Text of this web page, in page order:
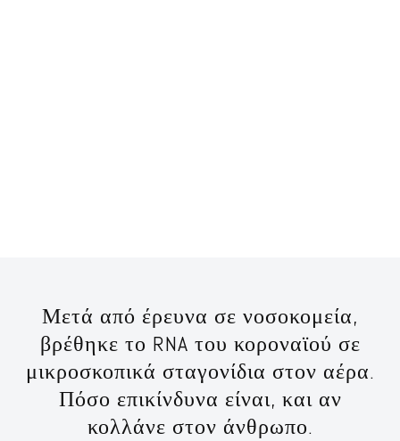
Μετά από έρευνα σε νοσοκομεία,
βρέθηκε το RNA του κοροναϊού σε
μικροσκοπικά σταγονίδια στον αέρα.
Πόσο επικίνδυνα είναι, και αν
κολλάνε στον άνθρωπο.